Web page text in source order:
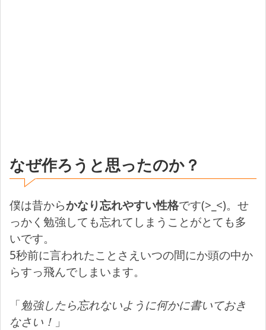
なぜ作ろうと思ったのか？
僕は昔からかなり忘れやすい性格です(>_<)。せ
っかく勉強しても忘れてしまうことがとても多
いです。
5秒前に言われたことさえいつの間にか頭の中か
らすっ飛んでしまいます。
「勉強したら忘れないように何かに書いておき
なさい！ 」